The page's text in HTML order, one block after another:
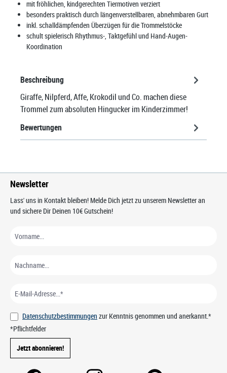
mit fröhlichen, kindgerechten Tiermotiven verziert
besonders praktisch durch längenverstellbaren, abnehmbaren Gurt
inkl. schalldämpfenden Überzügen für die Trommelstöcke
schult spielerisch Rhythmus-, Taktgefühl und Hand-Augen-
Koordination
Beschreibung
Giraffe, Nilpferd, Affe, Krokodil und Co. machen diese
Trommel zum absoluten Hingucker im Kinderzimmer!
Bewertungen
Newsletter
Lass' uns in Kontakt bleiben! Melde Dich jetzt zu unserem Newsletter an
und sichere Dir Deinen 10€ Gutschein!
Datenschutzbestimmungen zur Kenntnis genommen und anerkannt.*
*Pflichtfelder
Jetzt abonnieren!